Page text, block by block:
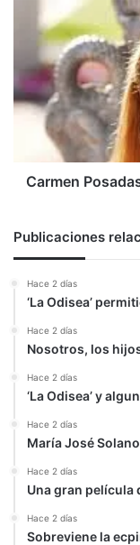
Posadas:
Contradicciones
incoherencias
Carmen
Publicaciones
Hace 2 días
‘La Odisea’
Hace 2 días
Nosotros, los
Hace 2 días
‘La Odisea’ y
Hace 2 días
María José
Hace 2 días
Una gran película
Hace 2 días
Sobreviene la